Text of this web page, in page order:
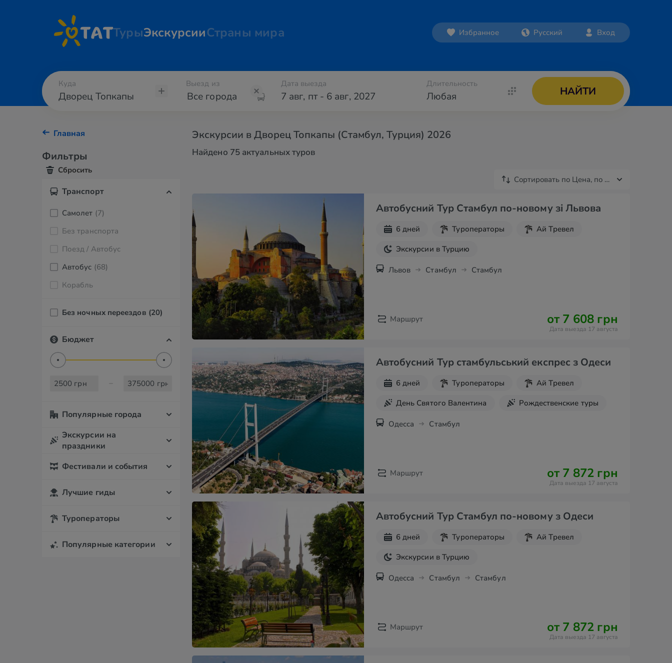
ТурыЭкскурсииСтраны мира Избранное Русский Вход
Куда Выезд из Дата выезда
7 авг, пт- 6 авг, 2027
Длительность
Любая НАЙТИ
Главная
Фильтры
Сбросить
Транспорт
Самолет (7)
Без транспорта
Поезд / Автобус
Автобус (68)
Корабль
Без ночных переездов (20)
Бюджет
Популярные города
Экскурсии на
праздники
Фестивали и события
Лучшие гиды
Туроператоры
Популярные категории
Экскурсии в Дворец Топкапы (Стамбул, Турция) 2026
Найдено 75 актуальных туров
Сортировать по Цена, по увеличению
Автобусний Тур Стамбул по-новому зі Львова
6 дней Туроператоры
Ай Тревел
Экскурсии в Турцию
Львов Стамбул Стамбул
Маршрут от 7 608 грн
Дата выезда 17 августа
Автобусний Тур стамбульський експрес з Одеси
6 дней Туроператоры
Ай Тревел
День Святого Валентина
Рождественские туры
Майские праздники
Одесса Стамбул
Маршрут от 7 872 грн
Дата выезда 17 августа
Автобусний Тур Стамбул по-новому з Одеси
6 дней Туроператоры
Ай Тревел
Экскурсии в Турцию
Одесса Стамбул Стамбул
Маршрут от 7 872 грн
Дата выезда 17 августа